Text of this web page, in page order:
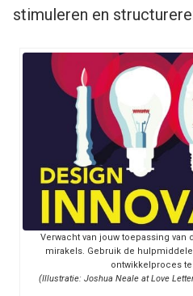
stimuleren en
Verwacht van jouw toepassing
mirakels. Gebruik de
ontwikkelproces
(Illustratie: Joshua Neale at Love